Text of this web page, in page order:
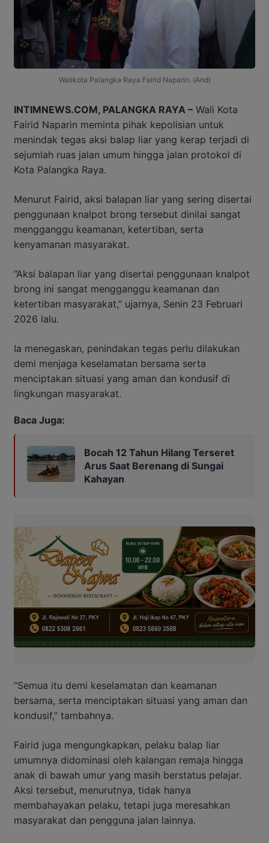
Walikota Palangka Raya Fairid Naparin. (And)
INTIMNEWS.COM, PALANGKA RAYA – Wali Kota
Fairid Naparin meminta pihak kepolisian untuk
menindak tegas aksi balap liar yang kerap terjadi di
sejumlah ruas jalan umum hingga jalan protokol di
Kota Palangka Raya.
Menurut Fairid, aksi balapan liar yang sering disertai
penggunaan knalpot brong tersebut dinilai sangat
mengganggu keamanan, ketertiban, serta
kenyamanan masyarakat.
“Aksi balapan liar yang disertai penggunaan knalpot
brong ini sangat mengganggu keamanan dan
ketertiban masyarakat,” ujarnya, Senin 23 Februari
2026 lalu.
Ia menegaskan, penindakan tegas perlu dilakukan
demi menjaga keselamatan bersama serta
menciptakan situasi yang aman dan kondusif di
lingkungan masyarakat.
Baca Juga:
Bocah 12 Tahun Hilang Terseret
Arus Saat Berenang di Sungai
Kahayan
“Semua itu demi keselamatan dan keamanan
bersama, serta menciptakan situasi yang aman dan
kondusif,” tambahnya.
Fairid juga mengungkapkan, pelaku balap liar
umumnya didominasi oleh kalangan remaja hingga
anak di bawah umur yang masih berstatus pelajar.
Aksi tersebut, menurutnya, tidak hanya
membahayakan pelaku, tetapi juga meresahkan
masyarakat dan pengguna jalan lainnya.